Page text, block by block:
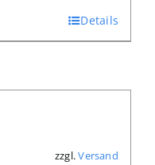
Details
zzgl.Versand